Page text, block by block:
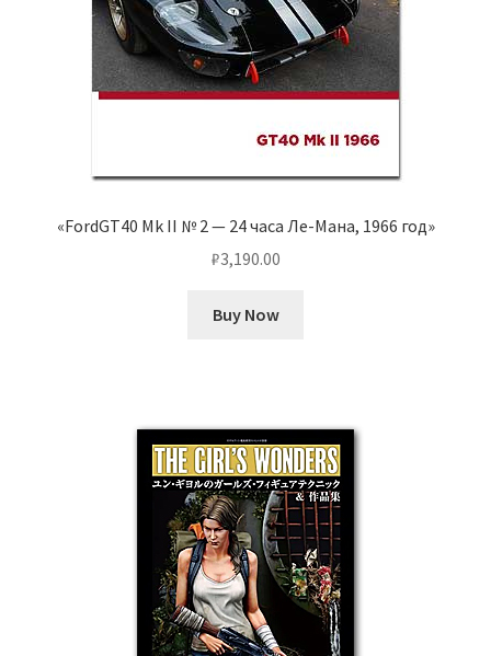
«FordGT40 Mk II № 2 — 24 часа Ле-Мана, 1966 год»
₽3,190.00
Buy Now